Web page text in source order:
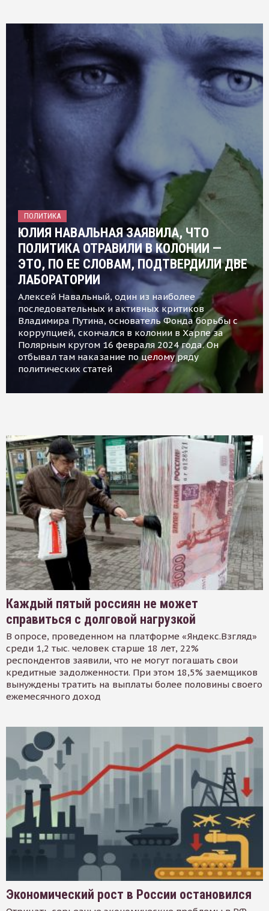
ПОЛИТИКА
ЮЛИЯ НАВАЛЬНАЯ ЗАЯВИЛА, ЧТО
ПОЛИТИКА ОТРАВИЛИ В КОЛОНИИ —
ЭТО, ПО ЕЕ СЛОВАМ, ПОДТВЕРДИЛИ ДВЕ
ЛАБОРАТОРИИ
Алексей Навальный, один из наиболее
последовательных и активных критиков
Владимира Путина, основатель Фонда борьбы с
коррупцией, скончался в колонии в Харпе за
Полярным кругом 16 февраля 2024 года. Он
отбывал там наказание по целому ряду
политических статей
Каждый пятый россиян не может
справиться с долговой нагрузкой
В опросе, проведенном на платформе «Яндекс.Взгляд»
среди 1,2 тыс. человек старше 18 лет, 22%
респондентов заявили, что не могут погашать свои
кредитные задолженности. При этом 18,5% заемщиков
вынуждены тратить на выплаты более половины своего
ежемесячного доход
Экономический рост в России остановился